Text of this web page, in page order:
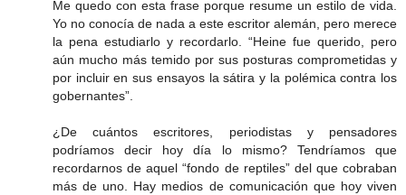
Me quedo con esta frase porque resume un estilo de vida.
Yo no conocía de nada a este escritor alemán, pero merece
la pena estudiarlo y recordarlo. “Heine fue querido, pero
aún mucho más temido por sus posturas comprometidas y
por incluir en sus ensayos la sátira y la polémica contra los
gobernantes”.
¿De cuántos escritores, periodistas y pensadores
podríamos decir hoy día lo mismo? Tendríamos que
recordarnos de aquel “fondo de reptiles” del que cobraban
más de uno. Hay medios de comunicación que hoy viven